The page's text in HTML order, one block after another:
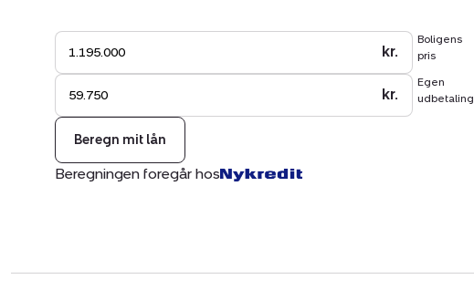
Boligens
pris
kr.
Egen
udbetaling
kr.
Beregn mit lån
Beregningen foregår hos